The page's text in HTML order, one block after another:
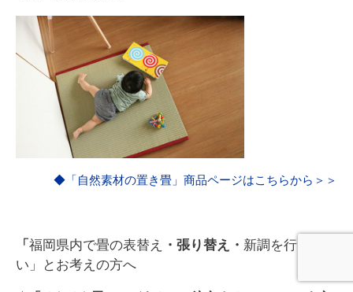
◆「自然素材の置き畳」商品ページはこちらから＞＞
「 福岡県内で畳の表替え ・張り替え・ 新調を行いた
い」とお考えの方へ